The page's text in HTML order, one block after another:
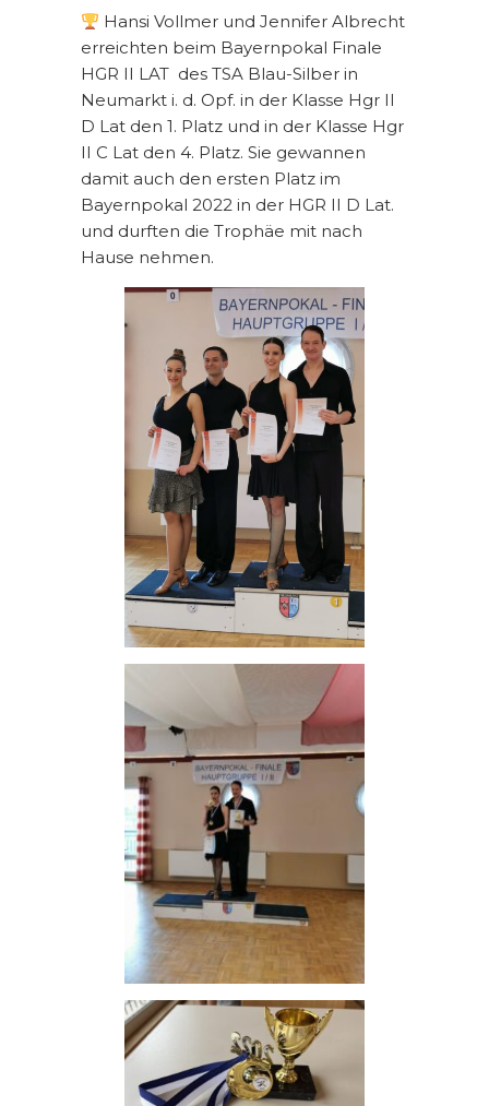
Hansi Vollmer und Jennifer Albrecht
erreichten beim Bayernpokal Finale
HGR II LAT des TSA Blau-Silber in
Neumarkt i. d. Opf. in der Klasse Hgr II
D Lat den 1. Platz und in der Klasse Hgr
II C Lat den 4. Platz. Sie gewannen
damit auch den ersten Platz im
Bayernpokal 2022 in der HGR II D Lat.
und durften die Trophäe mit nach
Hause nehmen.